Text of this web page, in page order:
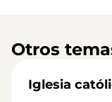
Otros
Iglesia